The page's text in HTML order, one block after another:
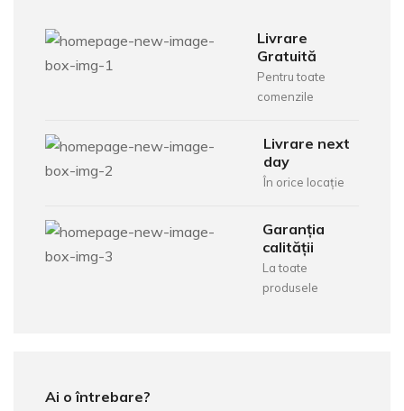
Livrare
Gratuită
Pentru toate
comenzile
Livrare next
day
În orice locație
Garanția
calității
La toate
produsele
Ai o întrebare?